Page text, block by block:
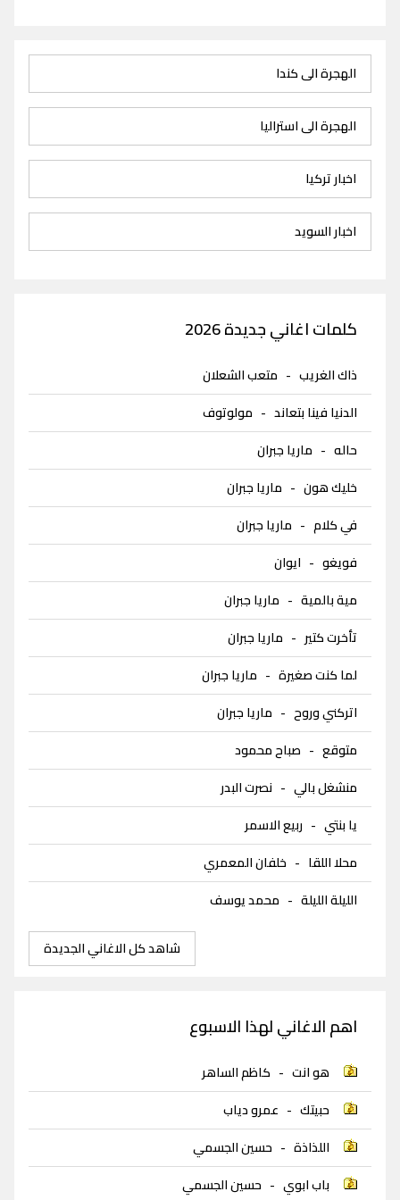
الهجرة الى كندا
الهجرة الى استراليا
اخبار تركيا
اخبار السويد
كلمات اغاني جديدة 2026
ذاك الغريب - متعب الشعلان
الدنيا فينا بتعاند - مولوتوف
حاله - ماريا جبران
خليك هون - ماريا جبران
في كلام - ماريا جبران
فويغو - ايوان
مية بالمية - ماريا جبران
تأخرت كتير - ماريا جبران
لما كنت صغيرة - ماريا جبران
اتركني وروح - ماريا جبران
متوقع - صباح محمود
منشغل بالي - نصرت البدر
يا بنتي - ربيع الاسمر
محلا اللقا - خلفان المعمري
الليلة الليلة - محمد يوسف
شاهد كل الاغاني الجديدة
اهم الاغاني لهذا الاسبوع
هو انت - كاظم الساهر
حبيتك - عمرو دياب
اللذاذة - حسين الجسمي
باب ابوي - حسين الجسمي